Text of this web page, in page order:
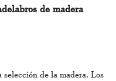
de madera
de la madera. Los